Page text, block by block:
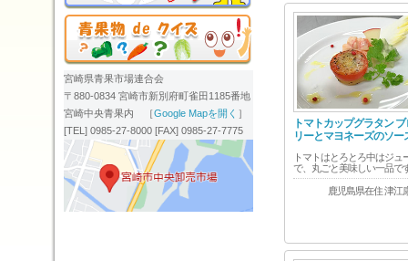
トマトカップグラタン
リーとマヨネーズのソー
トマトはとろとろ中はジュ
で、丸ごと美味しい一品で
鹿児島県在住 津江
宮崎県青果市場連合会
〒880-0834 宮崎市新別府町雀田1185番地
宮崎中央青果内 ［Google Mapを開く ］
[TEL] 0985-27-8000 [FAX] 0985-27-7775